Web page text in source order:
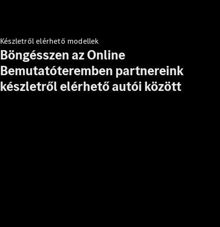
Készletről elérhető modellek
Böngésszen az Online
Bemutatóteremben partnereink
készletről elérhető autói között